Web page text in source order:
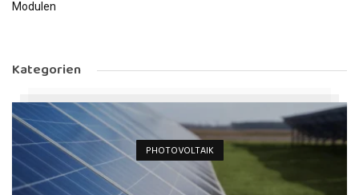
Kategorien
PHOTOVOLTAIK